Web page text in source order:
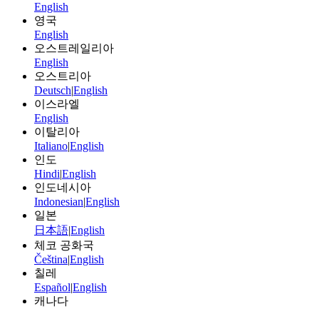
English
영국
English
오스트레일리아
English
오스트리아
Deutsch|English
이스라엘
English
이탈리아
Italiano|English
인도
Hindi|English
인도네시아
Indonesian|English
일본
日本語|English
체코 공화국
Čeština|English
칠레
Español|English
캐나다